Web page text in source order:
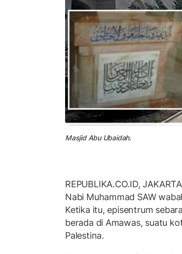
Masjid Abu Ubaidah.
REPUBLIKA.CO.ID,
Nabi Muhammad SAW
Ketika itu, episentrum
berada di Amawas, suatu
Palestina.